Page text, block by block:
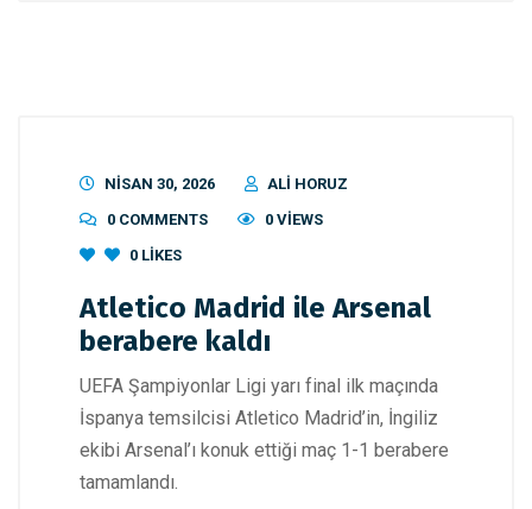
NISAN 30, 2026
ALI HORUZ
0 COMMENTS
0 VIEWS
0 LIKES
Atletico Madrid ile Arsenal
berabere kaldı
UEFA Şampiyonlar Ligi yarı final ilk maçında
İspanya temsilcisi Atletico Madrid’in, İngiliz
ekibi Arsenal’ı konuk ettiği maç 1-1 berabere
tamamlandı.